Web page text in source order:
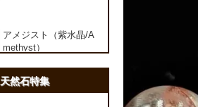
アメジスト（紫水晶/A
methyst）
アメシスティンクォー
天然石特集